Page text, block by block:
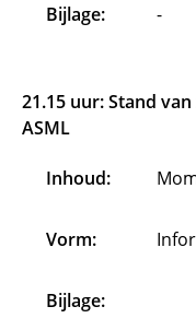
Bijlage: -
21.15 uur: Stand
ASML
Inhoud:
Vorm:
Bijlage: